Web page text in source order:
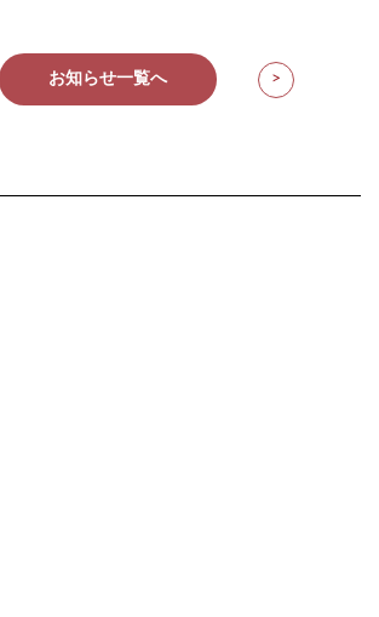
お知らせ一覧へ >